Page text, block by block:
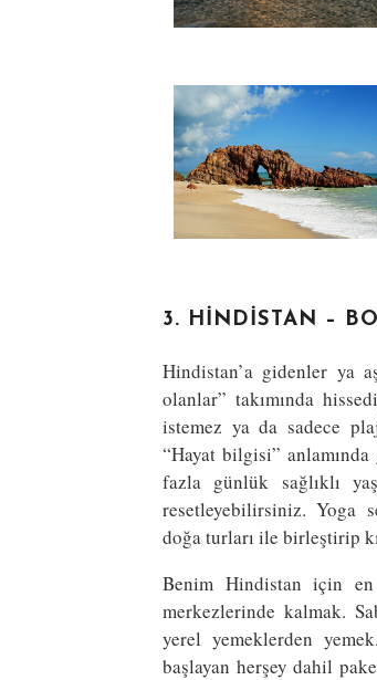
3. HINDISTAN –
Hindistan’a gidenler ya
olanlar” takımında
istemez ya da sadece
“Hayat bilgisi”
fazla günlük sağlıklı
resetleyebilirsiniz. Yoga
doğa turları ile birleştirip
Benim Hindistan için
merkezlerinde kalmak.
yerel yemeklerden
başlayan herşey dahil